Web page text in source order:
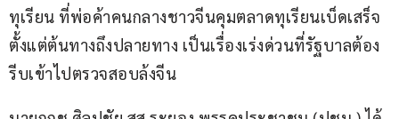
ทุเรียน ที่พ่อค้าคนกลางชาวจีนคุมตลาดทุเรียนเบ็ดเสร็จ
ตั้งแต่ต้นทางถึงปลายทาง เป็นเรื่องเร่งด่วนที่รัฐบาลต้อง
รีบเข้าไปตรวจสอบล้งจีน